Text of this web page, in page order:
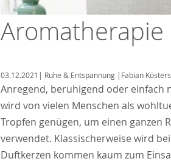
03.12.2021 | Ruhe & Entspannung | Fabian Kösters
Anregend, beruhigend oder einfach
wird von vielen Menschen als
Tropfen genügen, um einen
verwendet. Klassischerweise wird
Duftkerzen kommen kaum zum